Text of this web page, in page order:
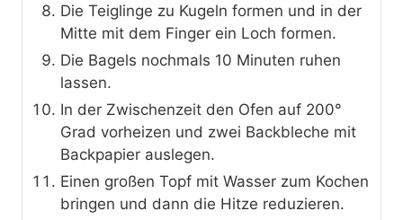
Die Teiglinge zu Kugeln formen und in der
Mitte mit dem Finger ein Loch formen.
Die Bagels nochmals 10 Minuten ruhen
lassen.
In der Zwischenzeit den Ofen auf 200°
Grad vorheizen und zwei Backbleche mit
Backpapier auslegen.
Einen großen Topf mit Wasser zum Kochen
bringen und dann die Hitze reduzieren.